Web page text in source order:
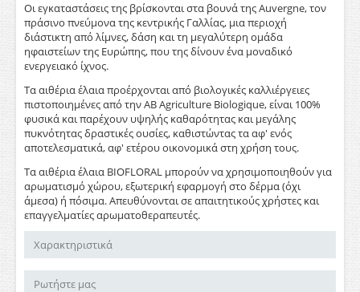
Οι εγκαταστάσεις της βρίσκονται στα βουνά της Auvergne, τον
πράσινο πνεύμονα της κεντρικής Γαλλίας, μια περιοχή
διάστικτη από λίμνες, δάση και τη μεγαλύτερη ομάδα
ηφαιστείων της Ευρώπης, που της δίνουν ένα μοναδικό
ενεργειακό ίχνος.
Τα αιθέρια έλαια προέρχονται από βιολογικές καλλιέργειες
πιστοποιημένες από την AB Agriculture Biologique, είναι 100%
φυσικά και παρέχουν υψηλής καθαρότητας και μεγάλης
πυκνότητας δραστικές ουσίες, καθιστώντας τα αφ' ενός
αποτελεσματικά, αφ' ετέρου οικονομικά στη χρήση τους.
Τα αιθέρια έλαια BIOFLORAL μπορούν να χρησιμοποιηθούν για
αρωματισμό χώρου, εξωτερική εφαρμογή στο δέρμα (όχι
άμεσα) ή πόσιμα. Απευθύνονται σε απαιτητικούς χρήστες και
επαγγελματίες αρωματοθεραπευτές.
Χαρακτηριστικά
Ρωτήστε μας